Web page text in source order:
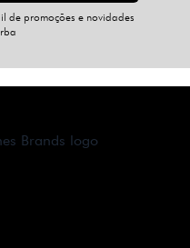
de promoções e novidades